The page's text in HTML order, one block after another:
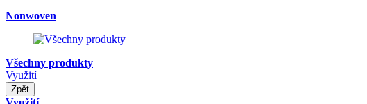
Nonwoven
Všechny produkty
Využití
Zpět